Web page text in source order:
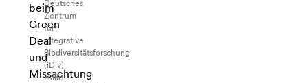
beim
Green
Deal
und
Missachtung
Deutsches
Zentrum
für
integrative
Biodiversitätsforschung
(iDiv)
Halle-